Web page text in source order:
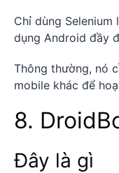
Chỉ dùng
dụng Android đầy
Thông thường, nó
mobile khác để
8.
Đây là gì